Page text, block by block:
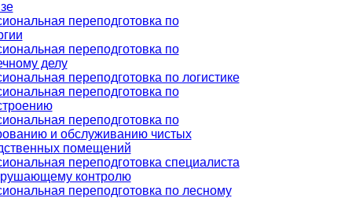
переподготовка по
переподготовка по
делу
переподготовка по логистике
переподготовка по
переподготовка по
и обслуживанию чистых
помещений
переподготовка специалиста
контролю
переподготовка по лесному